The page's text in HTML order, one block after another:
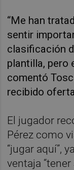
“Me han
sentir
clasificación
plantilla, pero
comentó
recibido
El jugador
Pérez como
“jugar aquí”,
ventaja